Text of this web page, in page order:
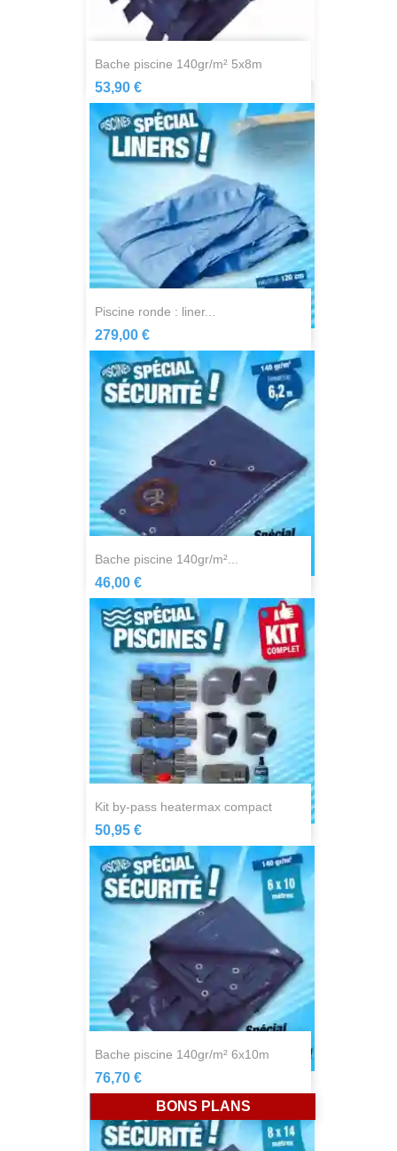
bache piscine 140gr/m² 5x8m
53,90 €
piscine ronde : liner...
279,00 €
bache piscine 140gr/m²...
46,00 €
kit by-pass heatermax compact
50,95 €
bache piscine 140gr/m² 6x10m
76,70 €
BONS PLANS